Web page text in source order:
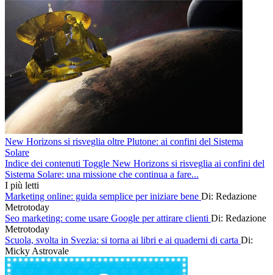
New Horizons si risveglia oltre Plutone: ai confini del Sistema
Solare
Indice dei contenuti Toggle New Horizons si risveglia ai confini del
Sistema Solare: una missione che continua a fare...
I più letti
Marketing online: guida semplice per iniziare bene Di: Redazione
Metrotoday
Seo marketing: come usare Google per attirare clienti Di: Redazione
Metrotoday
Scuola, svolta in Svezia: si torna ai libri e ai quaderni di carta Di:
Micky Astrovale